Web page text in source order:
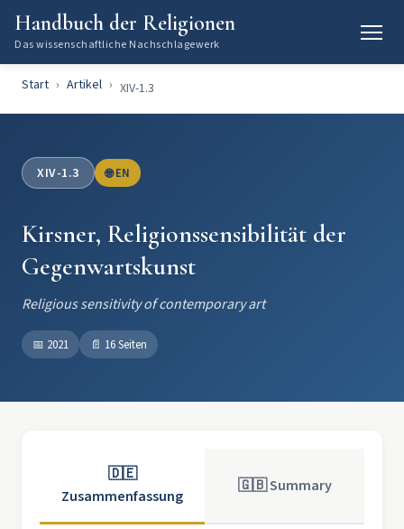
Handbuch der Religionen
Das wissenschaftliche Nachschlagewerk
Start Artikel XIV-1.3
XIV-1.3 🌐 EN
Kirsner, Religionssensibilität der
Gegenwartskunst
Religious sensitivity of contemporary art
📅 2021 📄 16 Seiten
🇩🇪
Zusammenfassung
🇬🇧 Summary